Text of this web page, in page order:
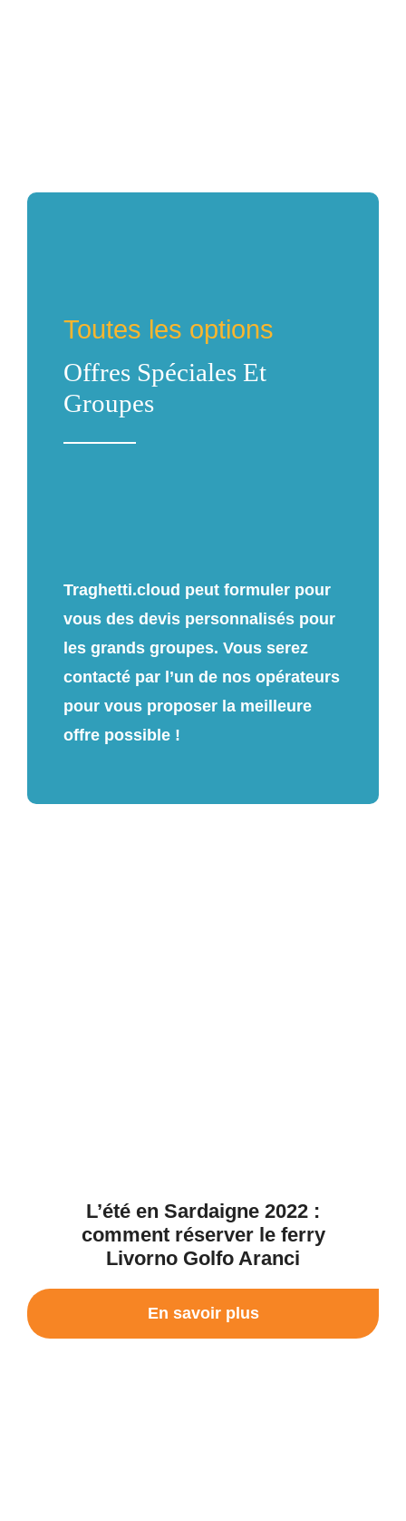
Toutes les options
Offres Spéciales Et
Groupes
Traghetti.cloud peut formuler pour
vous des devis personnalisés pour
les grands groupes. Vous serez
contacté par l’un de nos opérateurs
pour vous proposer la meilleure
offre possible !
L’été en Sardaigne 2022 :
comment réserver le ferry
Livorno Golfo Aranci
En savoir plus